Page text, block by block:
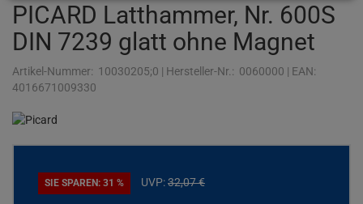
PICARD Latthammer, Nr. 600S
DIN 7239 glatt ohne Magnet
Artikel-Nummer: 10030205;0 | Hersteller-Nr.: 0060000 | EAN:
4016671009330
SIE SPAREN: 31 % UVP:32,07€